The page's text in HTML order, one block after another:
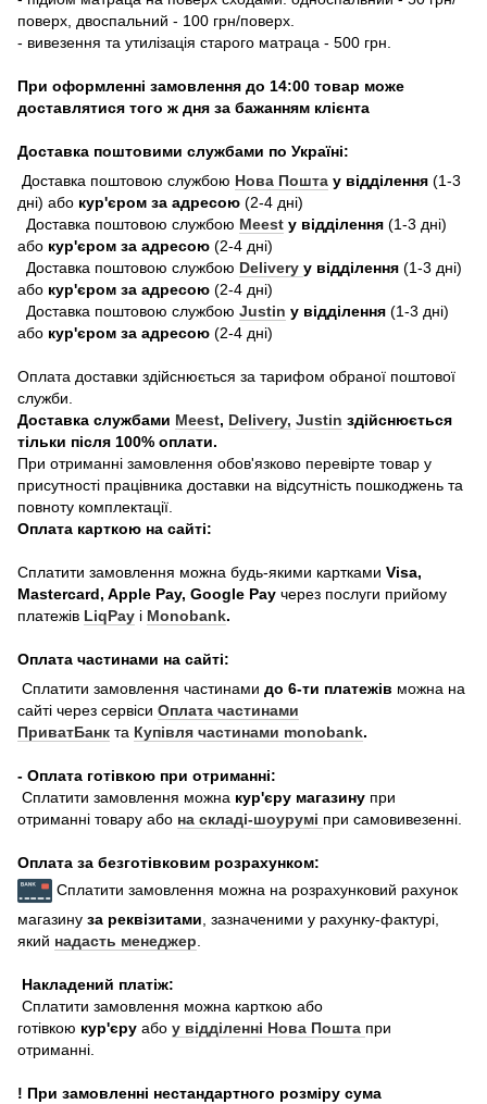
поверх, двоспальний - 100 грн/поверх.
- вивезення та утилізація старого матраца - 500 грн.
При оформленні замовлення до 14:00 товар може
доставлятися того ж дня за бажанням клієнта
Доставка поштовими службами по Україні:
Доставка поштовою службою Нова Пошта у відділення (1-3
дні) або кур'єром за адресою (2-4 дні)
Доставка поштовою службою Meest у відділення (1-3 дні)
або кур'єром за адресою (2-4 дні)
Доставка поштовою службою Delivery у відділення (1-3 дні)
або кур'єром за адресою (2-4 дні)
Доставка поштовою службою Justin у відділення (1-3 дні)
або кур'єром за адресою (2-4 дні)
Оплата доставки здійснюється за тарифом обраної поштової
служби.
Доставка службами Meest, Delivery, Justin здійснюється
тільки після 100% оплати.
При отриманні замовлення обов'язково перевірте товар у
присутності працівника доставки на відсутність пошкоджень та
повноту комплектації.
Оплата карткою на сайті:
Сплатити замовлення можна будь-якими картками Visa,
Mastercard, Apple Pay, Google Pay через послуги прийому
платежів LiqPay і Monobank.
Оплата частинами на сайті:
Сплатити замовлення частинами до 6-ти платежів можна на
сайті через сервіси Оплата частинами
ПриватБанк та Купівля частинами monobank.
- Оплата готівкою при отриманні:
Сплатити замовлення можна кур'єру магазину при
отриманні товару або на складі-шоурумі при самовивезенні.
Оплата за безготівковим розрахунком:
Сплатити замовлення можна на розрахунковий рахунок
магазину за реквізитами , зазначеними у рахунку-фактурі,
який надасть менеджер
Накладений платіж:
Сплатити замовлення можна карткою або
готівкою кур'єру або у відділенні Нова Пошта при
отриманні.
! При замовленні нестандартного розміру сума